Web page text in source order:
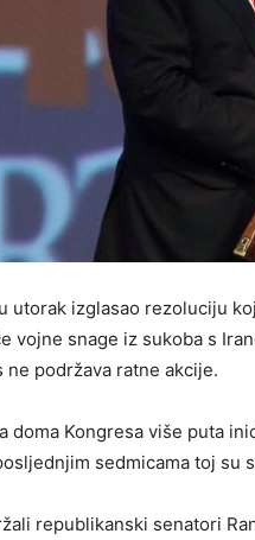
utorak izglasao rezoluciju
vojne snage iz sukoba s
ne podržava ratne akcije.
doma Kongresa više puta
sedmicama toj
republikanski senatori